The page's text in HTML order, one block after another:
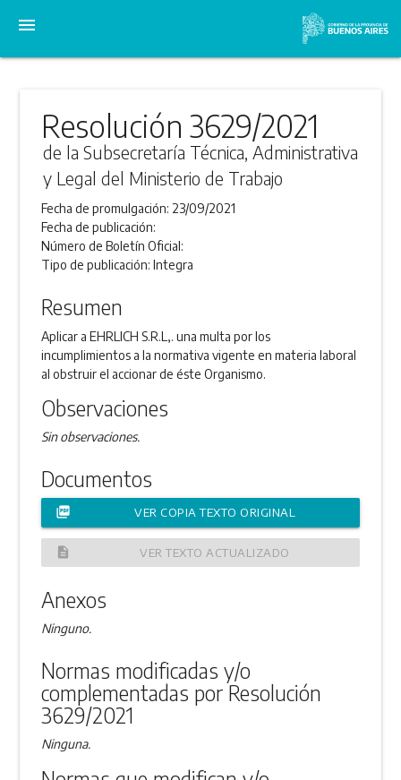
menu
Resolución 3629/2021
de la Subsecretaría Técnica, Administrativa
y Legal del Ministerio de Trabajo
Fecha de promulgación: 23/09/2021
Fecha de publicación:
Número de Boletín Oficial:
Tipo de publicación:Integra
Resumen
Aplicar a EHRLICH S.R.L,. una multa por los
incumplimientos a la normativa vigente en materia laboral
al obstruir el accionar de éste Organismo.
Observaciones
Sin observaciones.
Documentos
picture_as_pdf VER COPIA TEXTO ORIGINAL
description VER TEXTO ACTUALIZADO
Anexos
Ninguno.
Normas modificadas y/o
complementadas por Resolución
3629/2021
Ninguna.